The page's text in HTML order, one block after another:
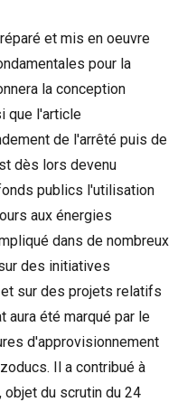
et mis en oeuvre
pour la
la conception
que l'article
de l'arrêté puis de
dès lors devenu
publics l'utilisation
aux énergies
dans de nombreux
des initiatives
sur des projets relatifs
aura été marqué par le
d'approvisionnement
Il a contribué à
du scrutin du 24